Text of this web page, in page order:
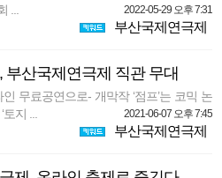
...
2022-05-29 오후 7:31
부산국제연극제
부산국제연극제 직관 무대
무료공연으로- 개막작 ‘점프’는 코믹 논
지 ...
2021-06-07 오후 7:45
부산국제연극제